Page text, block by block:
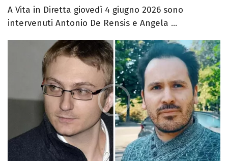
A Vita in Diretta giovedì 4 giugno 2026 sono
intervenuti Antonio De Rensis e Angela ...